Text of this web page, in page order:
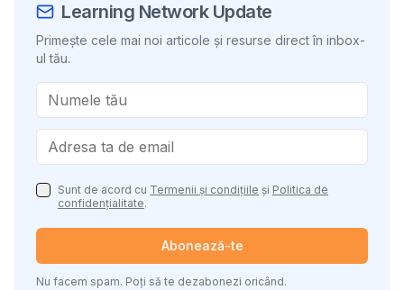
Learning Network Update
Primește cele mai noi articole și resurse direct în inbox-
ul tău.
Sunt de acord cu Termenii și condițiile și Politica de
confidențialitate.
Abonează-te
Nu facem spam. Poți să te dezabonezi oricând.